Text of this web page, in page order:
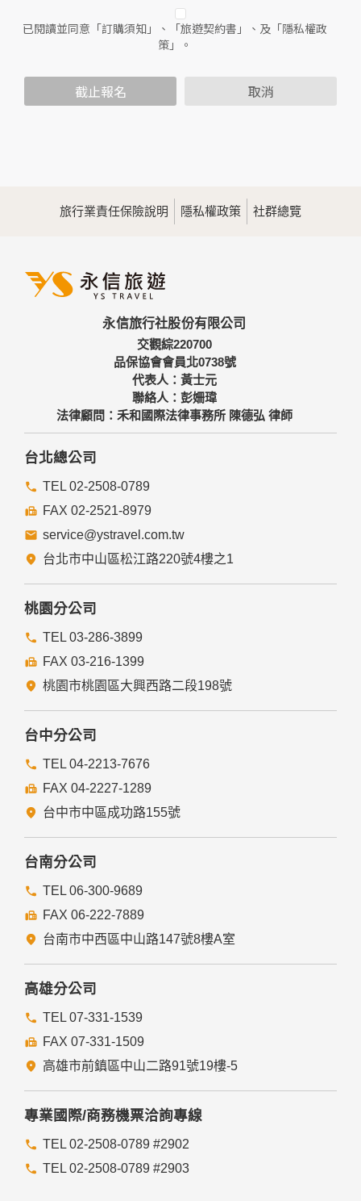
二、個人資料的蒐集、處理及利用方式
當您造訪本網站或使用本網站所提供之功能服務時，我們將視
範圍內處理及利用您的個人資料；非經您書面同意，本網站不
會將個人資料用於其他用途。
為提供精確的服務，我們會將收集的問卷調查內容進行統計與
分析，分析結果之統計數據或說明文字呈現，除供內部研究
三、資料之保護
備及必要的安全防護措施，加以保護網站及您的個人資料採用
嚴格的保護措施，只由經過授權的人員才能接觸您的個人資
料，相關處理人員皆簽有保密合約，如有違反保密義務者，將
會受到相關的法律處分。
如因業務需要有必要委託其他單位提供服務時，本網站亦會嚴
格要求其遵守保密義務，並且採取必要檢查程序以確定其將確
實遵守。
四、網站對外的相關連結
提供的連結，點選進入其他網站。但該連結網站不適用本網站
的隱私權保護政策，您必須參考該連結網站中的隱私權保護政
策。
五、與第三人共用個人資料之政策
本網站絕不會提供、交換、出租或出售任何您的個人資料給其
他個人、團體、私人企業或公務機關，但有法律依據或合約義
務者，不在此限。
前項但書之情形包括不限於：
經由您書面同意。
法律明文規定。
與公務機關或學術研究機構合作，基於公共利益為統計或學術
研究而有必要，且資料經過提供者處理或蒐集者依其揭露方式
無從識別特定之當事人。
當您在網站的行為，違反服務條款或可能損害或妨礙網站與其
揭露您的個人資料是為了辨識、聯絡或採取法律行動所必要
者。
本網站委託廠商協助蒐集、處理或利用您的個人資料時，將對
委外廠商或個人善盡監督管理之責。
六、Cookie之使用
為了提供您最佳的服務，本網站會在您的電腦中放置並取用我
們的Cookie，若您不願接受Cookie的寫入，您可在您使用的
瀏覽器功能項中設定隱私權等級為高，即可拒絕Cookie的寫
七、隱私權保護政策之修正
款將刊登於網站上。
已閱讀並同意「訂購須知」、「旅遊契約書」、及「隱私權政
策」。
截止報名 取消
旅行業責任保險說明 隱私權政策 社群總覽
永信旅行社股份有限公司
交觀綜220700
品保協會會員北0738號
代表人：黃士元
聯絡人：彭姍瑋
法律顧問：禾和國際法律事務所 陳德弘 律師
台北總公司
TEL 02-2508-0789
FAX 02-2521-8979
service@ystravel.com.tw
台北市中山區松江路220號4樓之1
桃園分公司
TEL 03-286-3899
FAX 03-216-1399
桃園市桃園區大興西路二段198號
台中分公司
TEL 04-2213-7676
FAX 04-2227-1289
台中市中區成功路155號
台南分公司
TEL 06-300-9689
FAX 06-222-7889
台南市中西區中山路147號8樓A室
高雄分公司
TEL 07-331-1539
FAX 07-331-1509
高雄市前鎮區中山二路91號19樓-5
專業國際/商務機票洽詢專線
TEL 02-2508-0789 #2902
TEL 02-2508-0789 #2903